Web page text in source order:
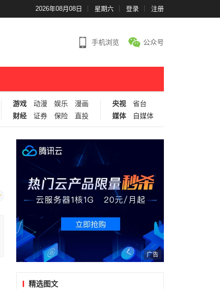
2026年08月08日 星期六 登录 注册
手机浏览 公众号
游戏 动漫 娱乐
漫画
财经
证券 保险 直投
央视
省台
媒体
自媒体
广告
精选图文